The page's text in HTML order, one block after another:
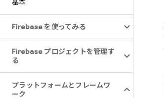
基本
Firebase を使ってみる
Firebase プロジェクトを管理す
る
プラットフォームとフレームワ
ーク